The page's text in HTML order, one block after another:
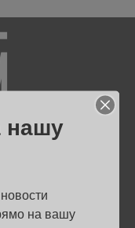
нашу
на вашу